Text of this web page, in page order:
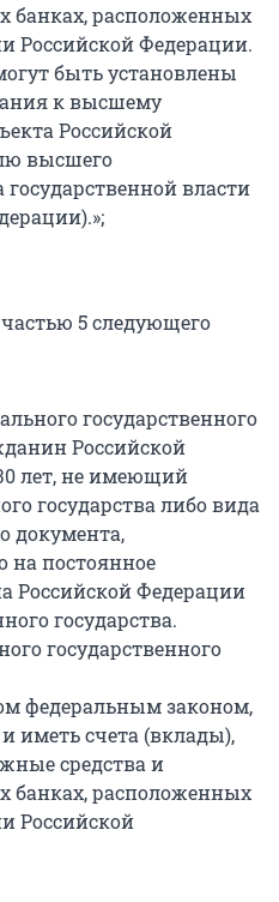
банках, расположенных
Российской Федерации.
быть установлены
к высшему
Российской
высшего
власти
5 следующего
государственного
Российской
лет, не имеющий
государства либо вида
документа,
на постоянное
Российской Федерации
государства.
государственного
федеральным законом,
иметь счета (вклады),
средства и
банках, расположенных
Российской